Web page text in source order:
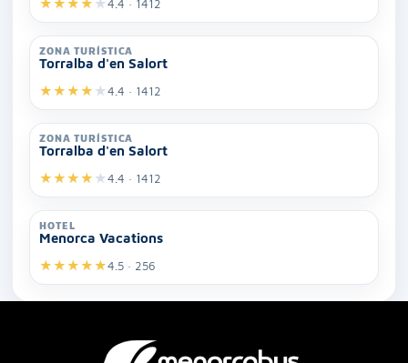
★★★★ ★4.4 · 1412
ZONA TURÍSTICA
Torralba d'en Salort
★★★★ ★4.4 · 1412
ZONA TURÍSTICA
Torralba d'en Salort
★★★★ ★4.4 · 1412
HOTEL
Menorca Vacations
★★★★★4.5 · 256